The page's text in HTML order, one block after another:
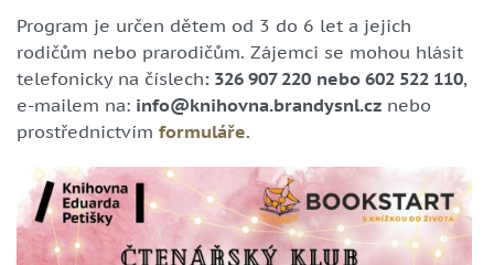
Program je určen dětem od 3 do 6 let a jejich
rodičům nebo prarodičům. Zájemci se mohou hlásit
telefonicky na číslech: 326 907 220 nebo 602 522 110,
e-mailem na: info@knihovna.brandysnl.cz nebo
prostřednictvím formuláře.